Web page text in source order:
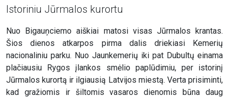
Istoriniu Jūrmalos kurortu
Nuo Bigauņciemo aiškiai matosi visas Jūrmalos krantas.
Šios dienos atkarpos pirma dalis driekiasi Kemerių
nacionaliniu parku. Nuo Jaunkemerių iki pat Dubultų einama
plačiausiu Rygos įlankos smėlio paplūdimiu, per istorinį
Jūrmalos kurortą ir ilgiausią Latvijos miestą. Verta prisiminti,
kad gražiomis ir šiltomis vasaros dienomis būna daug